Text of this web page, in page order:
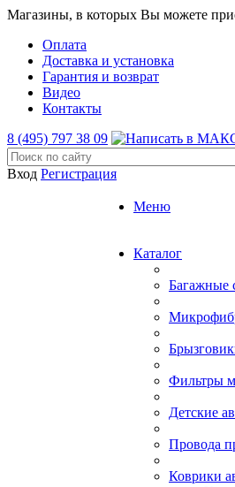
Магазины, в которых Вы можете
Оплата
Доставка и установка
Гарантия и возврат
Видео
Контакты
8 (495) 797 38 09
Вход Регистрация
Меню
Каталог
Багажные
Фильтры
Детские
Провода
Коврики